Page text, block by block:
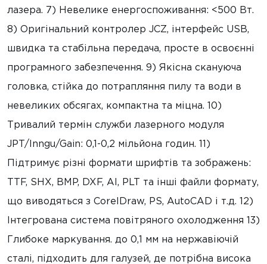
лазера. 7) Невелике енергоспоживання: <500 Вт.
8) Оригінальний контролер JCZ, інтерфейс USB,
швидка та стабільна передача, просте в освоєнні
програмного забезпечення. 9) Якісна скануюча
головка, стійка до потрапляння пилу та води в
невеликих обсягах, компактна та міцна. 10)
Тривалий термін служби лазерного модуля
JPT/Inngu/Gain: 0,1-0,2 мільйона годин. 11)
Підтримує різні формати шрифтів та зображень:
TTF, SHX, BMP, DXF, AI, PLT та інші файли формату,
що виводяться з CorelDraw, PS, AutoCAD і т.д. 12)
Інтегрована система повітряного охолодження 13)
Глибоке маркування. до 0,1 мм на нержавіючій
сталі, підходить для галузей, де потрібна висока